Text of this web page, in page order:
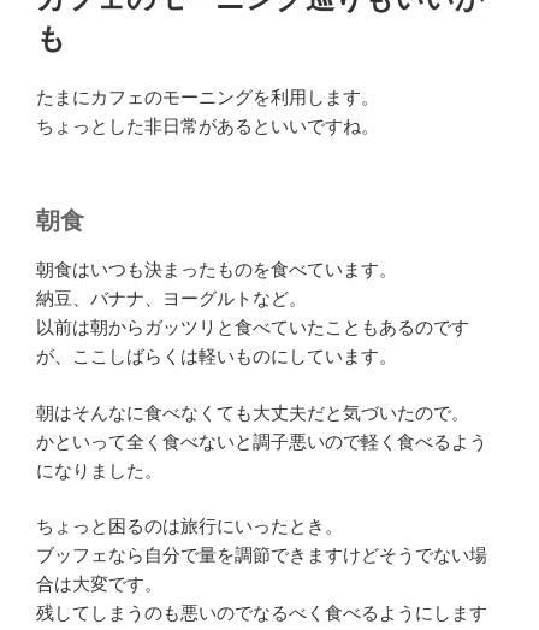
も
たまにカフェのモーニングを利用します。
ちょっとした非日常があるといいですね。
朝食
朝食はいつも決まったものを食べています。
納豆、バナナ、ヨーグルトなど。
以前は朝からガッツリと食べていたこともあるのです
が、ここしばらくは軽いものにしています。
朝はそんなに食べなくても大丈夫だと気づいたので。
かといって全く食べないと調子悪いので軽く食べるよう
になりました。
ちょっと困るのは旅行にいったとき。
ブッフェなら自分で量を調節できますけどそうでない場
合は大変です。
残してしまうのも悪いのでなるべく食べるようにします